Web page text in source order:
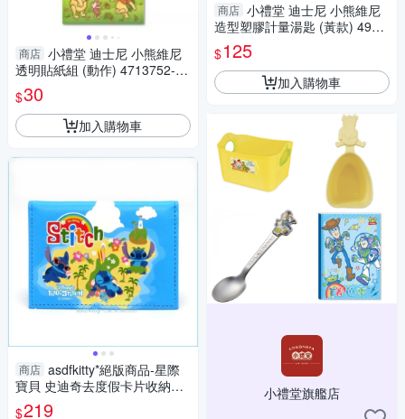
商店 小禮堂 迪士尼 小熊維尼
透明貼紙組 (動作) 4713752-12
2802
$30
加入購物車
商店 asdfkitty*絕版商品-星際
寶貝 史迪奇去度假卡片收納包/
信用卡夾-日本製
$219
商店 小禮堂 迪士尼 小熊維尼
造型塑膠計量湯匙 (黃款) 4904
121-365313
$125
加入購物車
小禮堂旗艦店